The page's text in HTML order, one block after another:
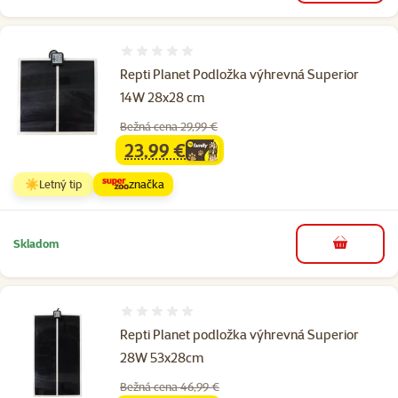
Repti Planet Podložka výhrevná Superior
14W 28x28 cm
Bežná cena 29,99 €
familycena
23,99 €
☀️Letný tip značka
Skladom do košíka
Repti Planet podložka výhrevná Superior
28W 53x28cm
Bežná cena 46,99 €